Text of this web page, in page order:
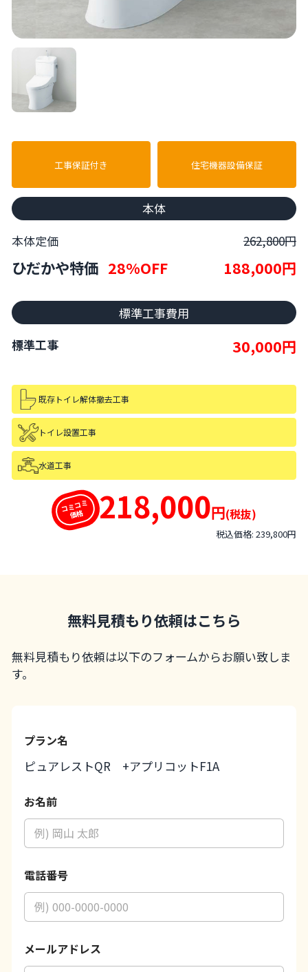
工事保証付き 住宅機器設備保証
本体
本体定価
262,800円
ひだかや特価 28%OFF 188,000円
標準工事費用
標準工事
30,000円
既存トイレ解体撤去工事
トイレ設置工事
水道工事
コミコミ
価格 218,000円(税抜)
税込価格: 239,800円
無料見積もり依頼はこちら
無料見積もり依頼は以下のフォームからお願い致しま
す。
プラン名
ピュアレストQR +アプリコットF1A
お名前
ラ
ン
*
ラ
ン
電話番号
メールアドレス